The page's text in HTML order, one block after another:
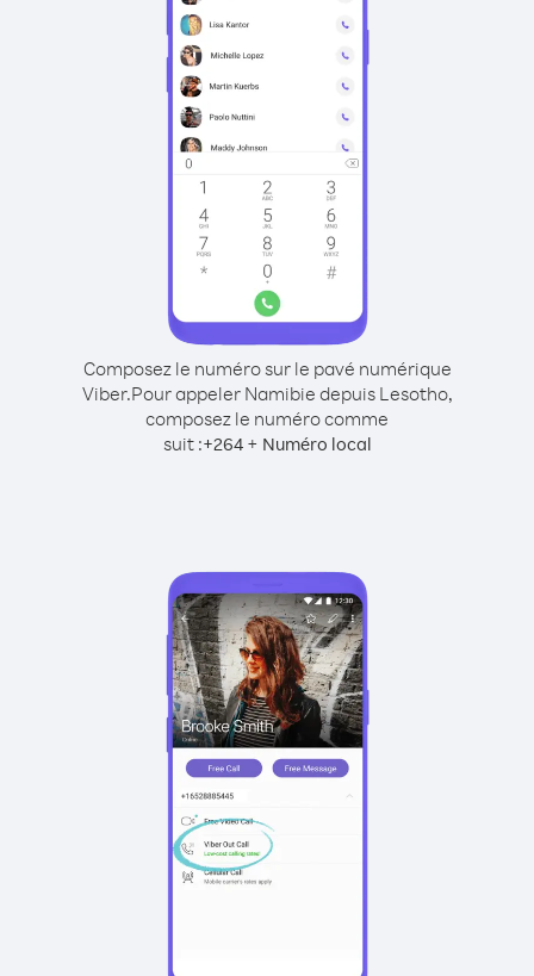
Composez le numéro sur le pavé numérique
Viber.Pour appeler Namibie depuis Lesotho,
composez le numéro comme
suit :+264+ Numéro local